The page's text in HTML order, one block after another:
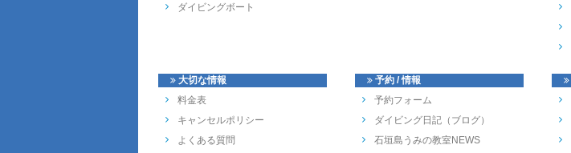
ダイビングボート
大切な情報
料金表
キャンセルポリシー
よくある質問
予約 / 情報
予約フォーム
ダイビング日記（ブログ）
石垣島うみの教室NEWS